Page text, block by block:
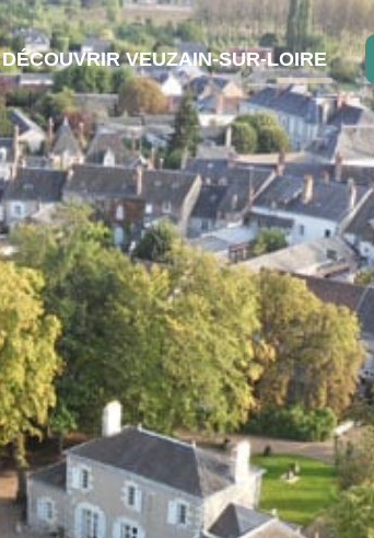
DÉCOUVRIR VEUZAIN-SUR-LOIRE